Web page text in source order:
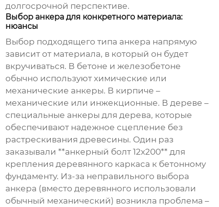
долгосрочной перспективе.
Выбор анкера для конкретного материала:
нюансы
Выбор подходящего типа анкера напрямую
зависит от материала, в который он будет
вкручиваться. В бетоне и железобетоне
обычно используют химические или
механические анкеры. В кирпиче –
механические или инжекционные. В дереве –
специальные анкеры для дерева, которые
обеспечивают надежное сцепление без
растрескивания древесины. Один раз
заказывали **анкерный болт 12х200** для
крепления деревянного каркаса к бетонному
фундаменту. Из-за неправильного выбора
анкера (вместо деревянного использовали
обычный механический) возникла проблема –